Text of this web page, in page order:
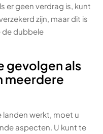
er geen verdrag is, kunt
zijn, maar dit is
de dubbele
gevolgen als
meerdere
landen werkt, moet u
aspecten. U kunt te